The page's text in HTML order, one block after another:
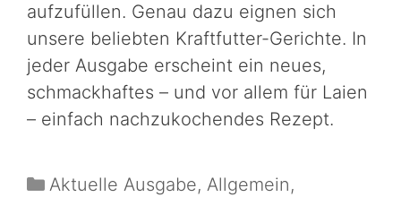
aufzufüllen. Genau dazu eignen sich
unsere beliebten Kraftfutter-Gerichte. In
jeder Ausgabe erscheint ein neues,
schmackhaftes – und vor allem für Laien
– einfach nachzukochendes Rezept.
Aktuelle Ausgabe, Allgemein,